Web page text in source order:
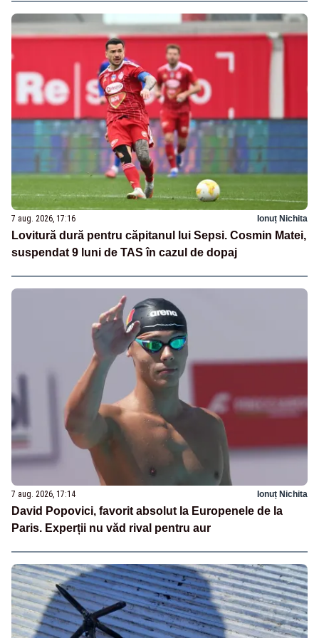
7 aug. 2026, 17:16 Ionuț Nichita
Lovitură dură pentru căpitanul lui Sepsi. Cosmin Matei,
suspendat 9 luni de TAS în cazul de dopaj
7 aug. 2026, 17:14 Ionuț Nichita
David Popovici, favorit absolut la Europenele de la
Paris. Experții nu văd rival pentru aur